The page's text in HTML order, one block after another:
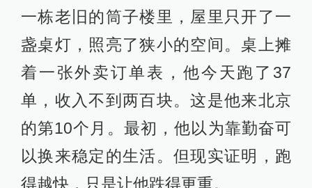
一栋老旧的筒子楼里，屋里只开了一
盏桌灯，照亮了狭小的空间。桌上摊
着一张外卖订单表，他今天跑了37
单，收入不到两百块。这是他来北京
的第10个月。最初，他以为靠勤奋可
以换来稳定的生活。但现实证明，跑
得越快，只是让他跌得更重。